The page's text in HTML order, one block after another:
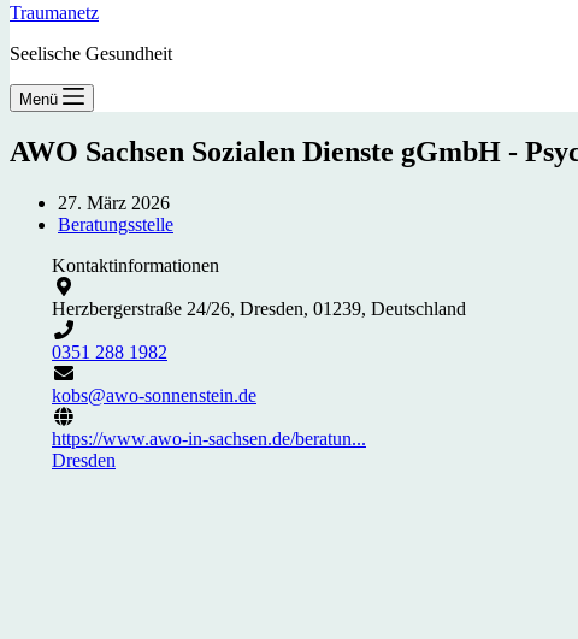
Traumanetz
Seelische Gesundheit
Menü
AWO Sachsen Sozialen Dienste gGmbH -
27. März 2026
Beratungsstelle
Kontaktinformationen
Herzbergerstraße 24/26, Dresden, 01239, Deutschland
0351 288 1982
kobs@awo-sonnenstein.de
https://www.awo-in-sachsen.de/beratun...
Dresden